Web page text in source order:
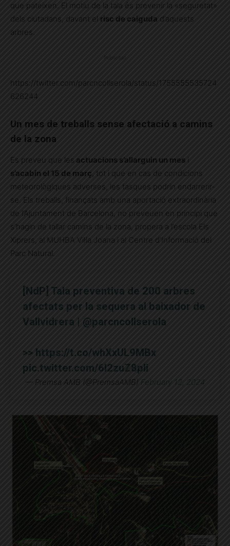
que pateixen. El motiu de la tala és prevenir la «seguretat»
dels ciutadans, davant el risc de caiguda d’aquests
arbres.
https://twitter.com/parcncollserola/status/1755555535724
626244
Un mes de treballs sense afectació a camins
de la zona
Es preveu que les actuacions s’allarguin un mes i
s’acabin el 15 de març, tot i que en cas de condicions
meteorològiques adverses, les tasques podrin endarrerir-
se. Els treballs, finançats amb una aportació extraordinària
de l’Ajuntament de Barcelona, no preveuen en principi que
s’hagin de tallar camins de la zona, propera a l’escola Els
Xiprers, al MUHBA Vil·la Joana i al Centre d’Informació del
Parc Natural.
[NdP] Tala preventiva de 200 arbres
afectats per la sequera al baixador de
Vallvidrera | @parcncollserola
>> https://t.co/whXxUL9MBx
pic.twitter.com/6l2zuZ8pli
— Premsa AMB (@PremsaAMB) February 12, 2024